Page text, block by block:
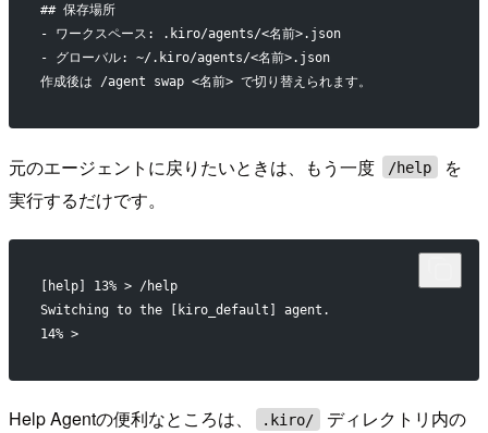
## 保存場所
- ワークスペース: .kiro/agents/<名前>.json
- グローバル: ~/.kiro/agents/<名前>.json
作成後は /agent swap <名前> で切り替えられます。
元のエージェントに戻りたいときは、もう一度 /help
を
実行するだけです。
[help] 13% > /help
Switching to the [kiro_default] agent.
14% >
Help Agentの便利なところは、 .kiro/
ディレクトリ内の